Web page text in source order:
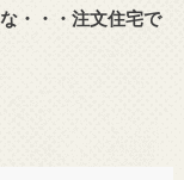
・・・注文住宅で